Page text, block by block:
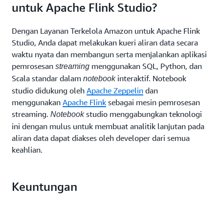
untuk Apache Flink Studio?
Dengan Layanan Terkelola Amazon untuk Apache Flink
Studio, Anda dapat melakukan kueri aliran data secara
waktu nyata dan membangun serta menjalankan aplikasi
pemrosesan streaming menggunakan SQL, Python, dan
Scala standar dalam notebookinteraktif. Notebook
studio didukung oleh Apache Zeppelin dan
menggunakan Apache Flink sebagai mesin pemrosesan
streaming. Notebookstudio menggabungkan teknologi
ini dengan mulus untuk membuat analitik lanjutan pada
aliran data dapat diakses oleh developer dari semua
keahlian.
Keuntungan